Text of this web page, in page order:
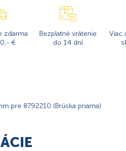
zdarma
€
Bezplatné vrátenie
do 14 dní
Viac
pre 8792210 (Brúska priama)